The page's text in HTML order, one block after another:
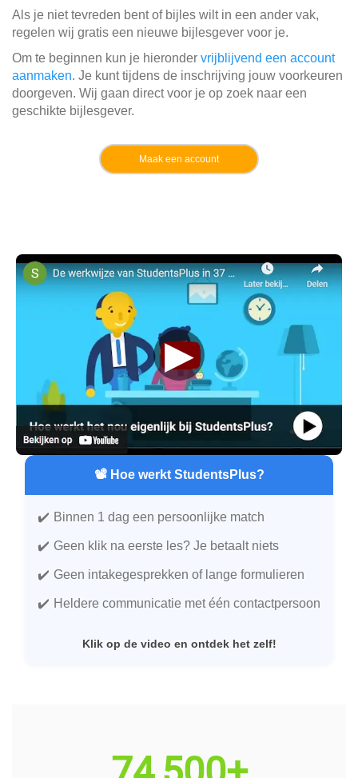
Als je niet tevreden bent of bijles wilt in een ander vak,
regelen wij gratis een nieuwe bijlesgever voor je.
Om te beginnen kun je hieronder vrijblijvend een account
aanmaken. Je kunt tijdens de inschrijving jouw voorkeuren
doorgeven. Wij gaan direct voor je op zoek naar een
geschikte bijlesgever.
Maak een account
▶
📽️ Hoe werkt StudentsPlus?
Binnen 1 dag een persoonlijke match
Geen klik na eerste les? Je betaalt niets
Geen intakegesprekken of lange formulieren
Heldere communicatie met één contactpersoon
Klik op de video en ontdek het zelf!